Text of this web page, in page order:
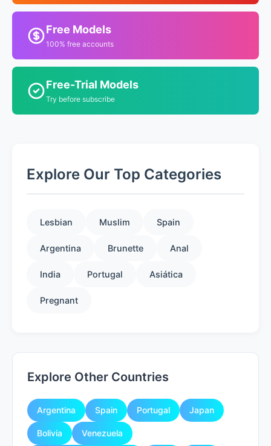
Free Models
100% free accounts
Free-Trial Models
Try before subscribe
Explore Our Top Categories
Lesbian Muslim Spain
Argentina Brunette Anal
India Portugal Asiática
Pregnant
Explore Other Countries
Argentina Spain Portugal Japan
Bolivia Venezuela